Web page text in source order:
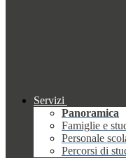
Servizi
Panoramica
Famiglie e
Personale
Percorsi di